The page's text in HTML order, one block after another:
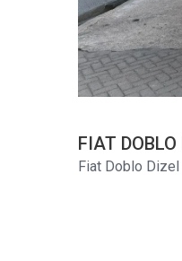
FIAT
Fiat Doblo Dizel